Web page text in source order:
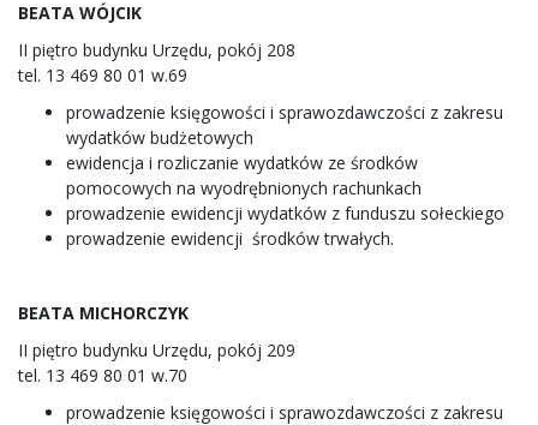
BEATA WÓJCIK
II piętro budynku Urzędu, pokój 208
tel. 13 469 80 01 w.69
prowadzenie księgowości i sprawozdawczości z zakresu
wydatków budżetowych
ewidencja i rozliczanie wydatków ze środków
pomocowych na wyodrębnionych rachunkach
prowadzenie ewidencji wydatków z funduszu sołeckiego
prowadzenie ewidencji środków trwałych.
BEATA MICHORCZYK
II piętro budynku Urzędu, pokój 209
tel. 13 469 80 01 w.70
prowadzenie księgowości i sprawozdawczości z zakresu